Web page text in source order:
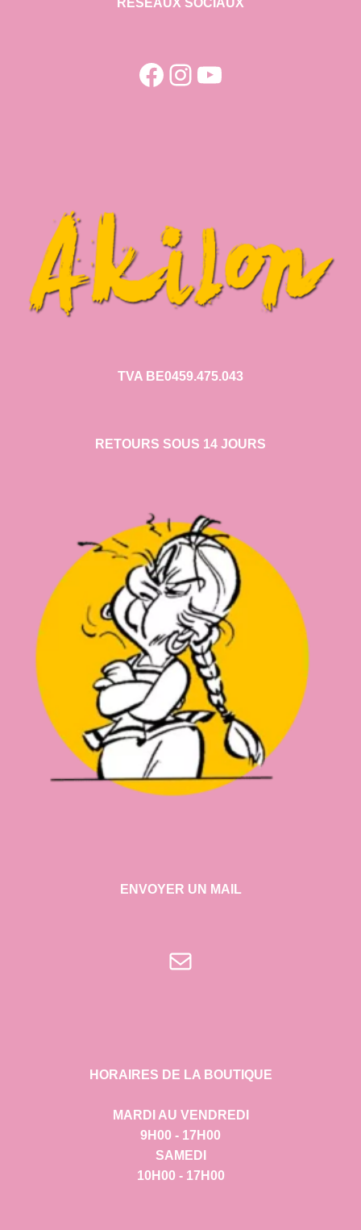
RESEAUX SOCIAUX
Facebook
Instagram
YouTube
TVA BE0459.475.043
RETOURS SOUS 14 JOURS
ENVOYER UN MAIL
E-mail
HORAIRES DE LA BOUTIQUE
MARDI AU VENDREDI
9H00 - 17H00
SAMEDI
10H00 - 17H00